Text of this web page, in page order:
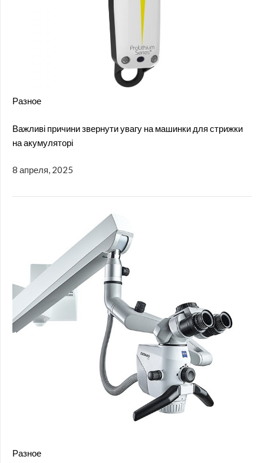
Разное
Важливі причини звернути увагу на машинки для стрижки
на акумуляторі
8 апреля, 2025
Разное